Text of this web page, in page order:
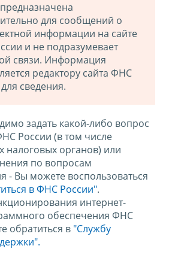
для сообщений о
информации на сайте
и не подразумевает
связи. Информация
редактору сайта ФНС
сведения.
задать какой-либо вопрос
России (в том числе
налоговых органов) или
по вопросам
- Вы можете воспользоваться
в ФНС России".
интернет-
обеспечения ФНС
обратиться в "Службу